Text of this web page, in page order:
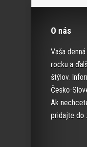
O nás
Vaša
rocku a
štýlov.
Česko-
Ak
pridajte do